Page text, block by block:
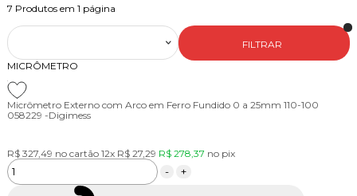
7 Produtos em 1 página
FILTRAR
MICRÔMETRO
Micrômetro Externo com Arco em Ferro Fundido 0 a 25mm 110-100
058229 -Digimess
R$ 327,49 no cartão 12x R$ 27,29 R$ 278,37 no pix
- +